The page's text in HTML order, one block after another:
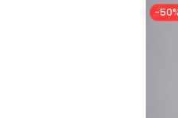
-